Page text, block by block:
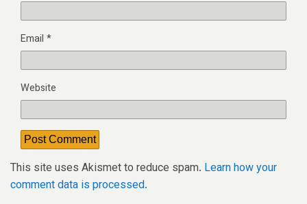
Email *
Website
This site uses Akismet to reduce spam. Learn how your
comment data is processed.